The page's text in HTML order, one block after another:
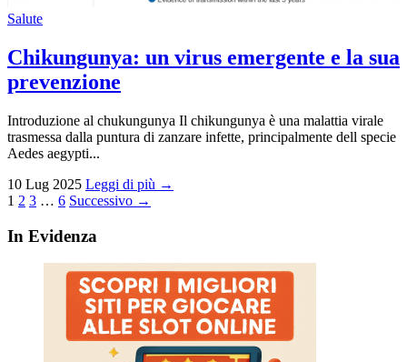
Salute
Chikungunya: un virus emergente e la sua
prevenzione
Introduzione al chukungunya Il chikungunya è una malattia virale
trasmessa dalla puntura di zanzare infette, principalmente dell specie
Aedes aegypti...
10 Lug 2025 Leggi di più →
Paginazione
degli
1 2 3 … 6 Successivo →
In Evidenza